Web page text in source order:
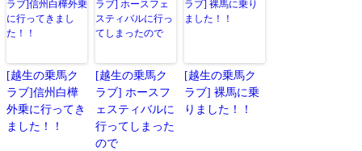
[越生の乗馬ク
ラブ]信州白樺
外乗に行ってき
ました！！
[越生の乗馬ク
ラブ] ホースフ
ェスティバルに
行ってしまった
ので
[越生の乗馬ク
ラブ] 裸馬に乗
りました！！